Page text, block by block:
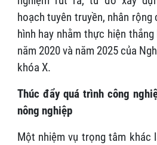
hoạch tuyên truyền, nhân
hình hay nhằm thực hiện
năm 2020 và năm 2025 của
khóa X.
Thúc đẩy quá trình công
nông nghiệp
Một nhiệm vụ trọng tâm khác